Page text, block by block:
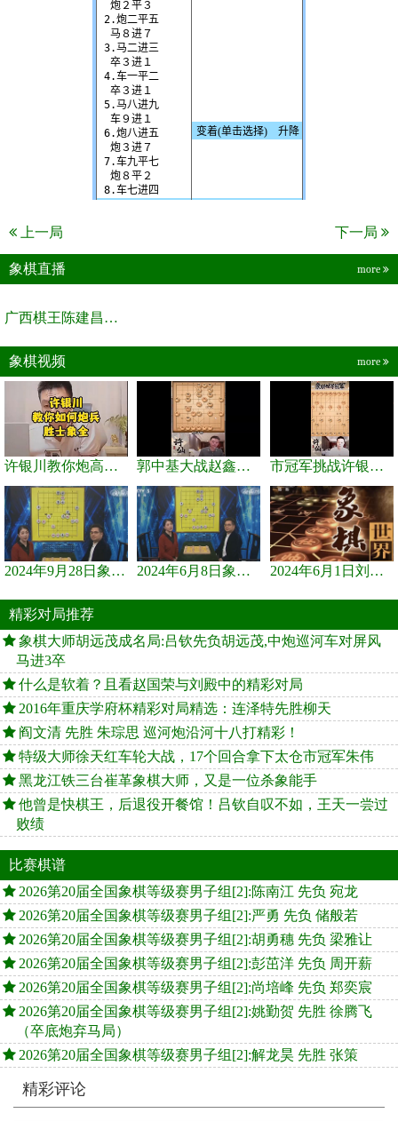
上一局 下一局
象棋直播 more
广西棋王陈建昌直播间
象棋视频 more
许银川教你炮高兵士象全如何赢士象全，简单四步即可 郭中基大战赵鑫鑫，许银川激情讲解 市冠军挑战许银川，急进中兵变化真激烈！
2024年9月28日象棋世界栏目，刘君、蒋川讲解了第九届杨官璘杯象棋... 2024年6月8日象棋世界，刘君、蒋川讲解了第九届杨官璘杯全国象棋... 2024年6月1日刘君、蒋川讲解第三届上海杯象棋大师赛谢靖与李少庚...
精彩对局推荐
象棋大师胡远茂成名局:吕钦先负胡远茂,中炮巡河车对屏风
马进3卒
什么是软着？且看赵国荣与刘殿中的精彩对局
2016年重庆学府杯精彩对局精选：连泽特先胜柳天
阎文清 先胜 朱琮思 巡河炮沿河十八打精彩！
特级大师徐天红车轮大战，17个回合拿下太仓市冠军朱伟
黑龙江铁三台崔革象棋大师，又是一位杀象能手
他曾是快棋王，后退役开餐馆！吕钦自叹不如，王天一尝过
败绩
比赛棋谱
2026第20届全国象棋等级赛男子组[2]:陈南江 先负 宛龙
2026第20届全国象棋等级赛男子组[2]:严勇 先负 储般若
2026第20届全国象棋等级赛男子组[2]:胡勇穗 先负 梁雅让
2026第20届全国象棋等级赛男子组[2]:彭茁洋 先负 周开薪
2026第20届全国象棋等级赛男子组[2]:尚培峰 先负 郑奕宸
2026第20届全国象棋等级赛男子组[2]:姚勤贺 先胜 徐腾飞
（卒底炮弃马局）
2026第20届全国象棋等级赛男子组[2]:解龙昊 先胜 张策
精彩评论